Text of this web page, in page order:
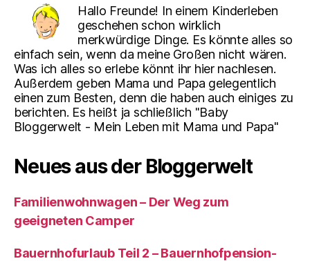
Hallo Freunde! In einem Kinderleben
geschehen schon wirklich
merkwürdige Dinge. Es könnte alles so
einfach sein, wenn da meine Großen nicht wären.
Was ich alles so erlebe könnt ihr hier nachlesen.
Außerdem geben Mama und Papa gelegentlich
einen zum Besten, denn die haben auch einiges zu
berichten. Es heißt ja schließlich "Baby
Bloggerwelt - Mein Leben mit Mama und Papa"
Neues aus der Bloggerwelt
Familienwohnwagen – Der Weg zum
geeigneten Camper
Bauernhofurlaub Teil 2 – Bauernhofpension-